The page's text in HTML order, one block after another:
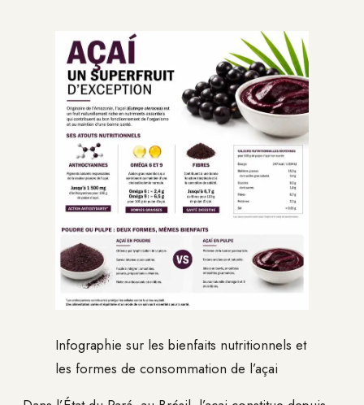
Infographie sur les bienfaits nutritionnels et
les formes de consommation de l’açai